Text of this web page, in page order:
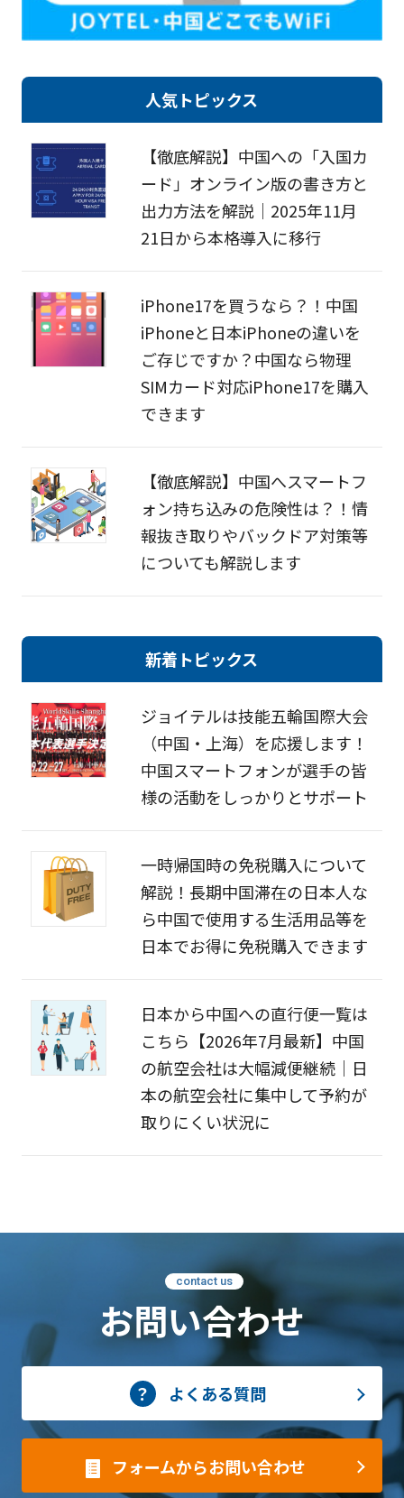
人気トピックス
【徹底解説】中国への「入国カ
ード」オンライン版の書き方と
出力方法を解説｜2025年11月
21日から本格導入に移行
iPhone17を買うなら？！中国
iPhoneと日本iPhoneの違いを
ご存じですか？中国なら物理
SIMカード対応iPhone17を購入
できます
【徹底解説】中国へスマートフ
ォン持ち込みの危険性は？！情
報抜き取りやバックドア対策等
についても解説します
新着トピックス
ジョイテルは技能五輪国際大会
（中国・上海）を応援します！
中国スマートフォンが選手の皆
様の活動をしっかりとサポート
一時帰国時の免税購入について
解説！長期中国滞在の日本人な
ら中国で使用する生活用品等を
日本でお得に免税購入できます
日本から中国への直行便一覧は
こちら【2026年7月最新】中国
の航空会社は大幅減便継続｜日
本の航空会社に集中して予約が
取りにくい状況に
contact us
お問い合わせ
よくある質問
フォームからお問い合わせ